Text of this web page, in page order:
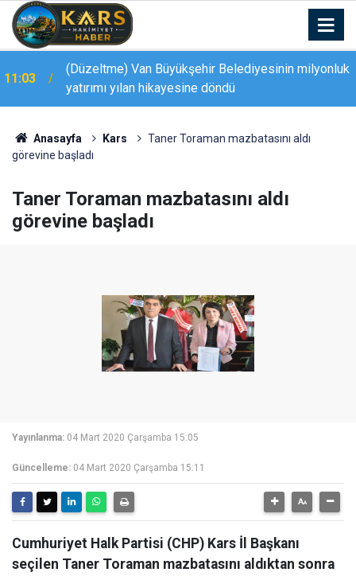
11:03
(Düzeltme) Van Büyükşehir Belediyesinin milyonluk
yatırımı yılan hikayesine döndü
Anasayfa Kars
Taner Toraman mazbatasını aldı
görevine başladı
Taner Toraman mazbatasını aldı
görevine başladı
Yayınlanma: 04 Mart 2020 Çarşamba 15:05
Güncelleme: 04 Mart 2020 Çarşamba 15:11
Cumhuriyet Halk Partisi (CHP) Kars İl Başkanı
seçilen Taner Toraman mazbatasını aldıktan sonra